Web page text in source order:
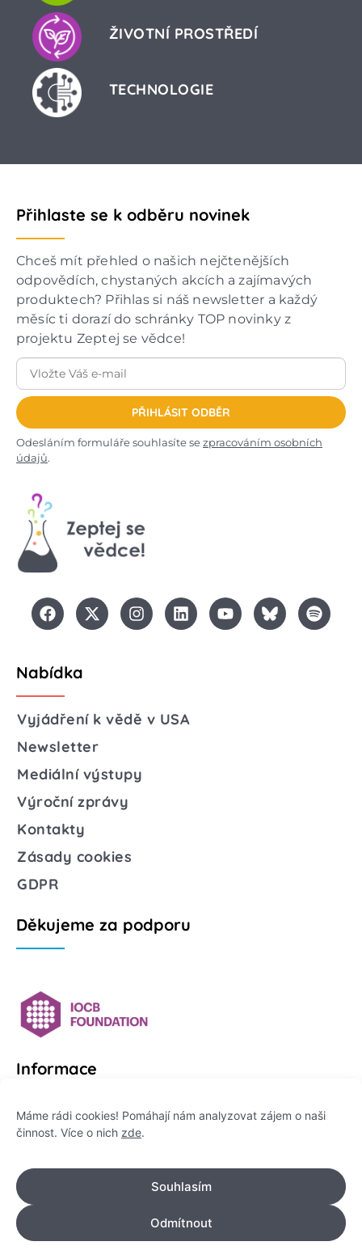
Máme rádi cookies! Pomáhají nám analyzovat zájem o naši
činnost. Více o nich zde.
Souhlasím
Odmítnout
ŽIVOTNÍ PROSTŘEDÍ
TECHNOLOGIE
Přihlaste se k odběru novinek
Chceš mít přehled o našich nejčtenějších
odpovědích, chystaných akcích a zajímavých
produktech? Přihlas si náš newsletter a každý
měsíc ti dorazí do schránky TOP novinky z
projektu Zeptej se vědce!
PŘIHLÁSIT ODBĚR
Odesláním formuláře souhlasíte sezpracováním osobních
údajů.
Nabídka
Vyjádření k vědě v USA
Newsletter
Mediální výstupy
Výroční zprávy
Kontakty
Zásady cookies
GDPR
Děkujeme za podporu
Informace
Platformu Zeptej se vědce provozuje:
IČO: 178 47 389
Flemingovo náměstí 542/2,
Dejvice, 160 00 Praha 6
info@zeptejsevedce.cz